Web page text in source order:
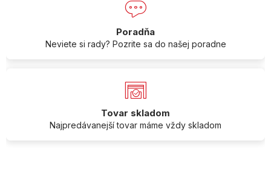
Poradňa
Neviete si rady? Pozrite sa do našej poradne
Tovar skladom
Najpredávanejší tovar máme vždy skladom